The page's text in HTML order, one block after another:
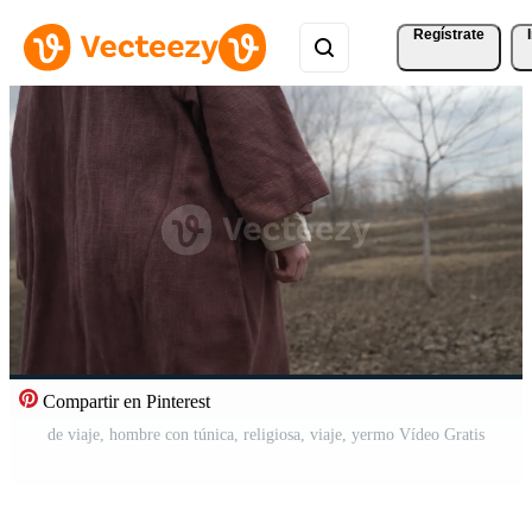
Regístrate
Compartir en Pinterest
de viaje, hombre con túnica, religiosa, viaje, yermo Vídeo Gratis